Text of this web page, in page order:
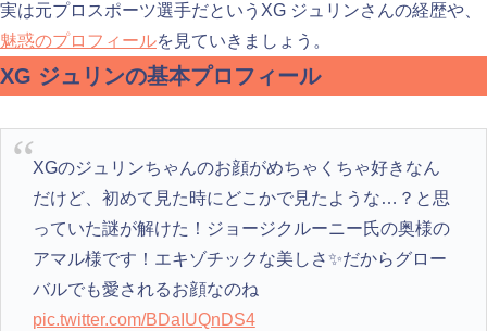
実は元プロスポーツ選手だというXG ジュリンさんの経歴や、
魅惑のプロフィールを見ていきましょう。
XG ジュリンの基本プロフィール
XGのジュリンちゃんのお顔がめちゃくちゃ好きなん
だけど、初めて見た時にどこかで見たような…？と思
っていた謎が解けた！ジョージクルーニー氏の奥様の
アマル様です！エキゾチックな美しさ✨だからグロー
バルでも愛されるお顔なのね
pic.twitter.com/BDaIUQnDS4